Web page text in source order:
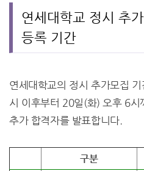
연세대학교 정시 추
등록 기간
연세대학교의 정시 추가모집
시 이후부터 20일(화) 오후 6
추가 합격자를 발표합니다.
구분